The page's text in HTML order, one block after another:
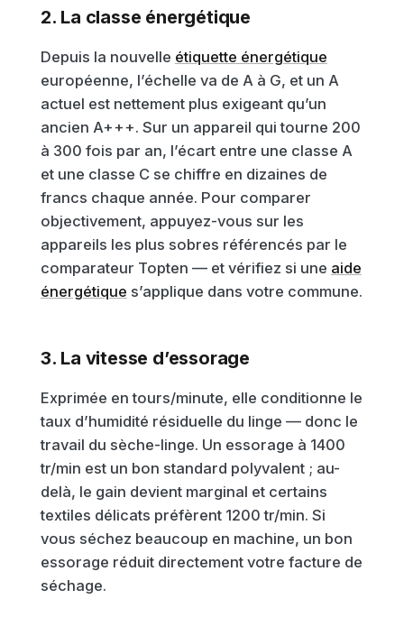
2. La classe énergétique
Depuis la nouvelle étiquette énergétique
européenne, l’échelle va de A à G, et un A
actuel est nettement plus exigeant qu’un
ancien A+++. Sur un appareil qui tourne 200
à 300 fois par an, l’écart entre une classe A
et une classe C se chiffre en dizaines de
francs chaque année. Pour comparer
objectivement, appuyez-vous sur les
appareils les plus sobres référencés par le
comparateur Topten — et vérifiez si une aide
énergétique s’applique dans votre commune.
3. La vitesse d’essorage
Exprimée en tours/minute, elle conditionne le
taux d’humidité résiduelle du linge — donc le
travail du sèche-linge. Un essorage à 1400
tr/min est un bon standard polyvalent ; au-
delà, le gain devient marginal et certains
textiles délicats préfèrent 1200 tr/min. Si
vous séchez beaucoup en machine, un bon
essorage réduit directement votre facture de
séchage.